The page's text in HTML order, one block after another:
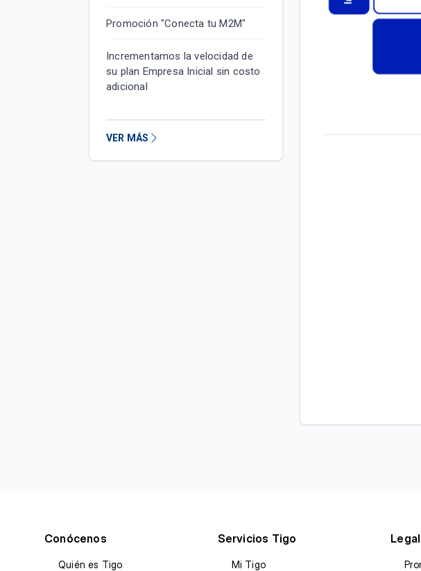
Promoción "Conecta tu M2M"
Incrementamos la velocidad de
su plan Empresa Inicial sin costo
adicional
VER MÁS
Conócenos
Quién es Tigo
Servicios Tigo
Mi Tigo